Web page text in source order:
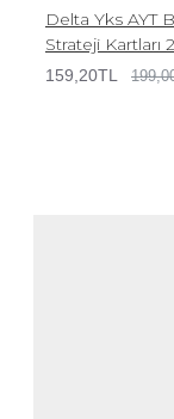
Delta Yks AYT
Strateji Kartları
159,20TL